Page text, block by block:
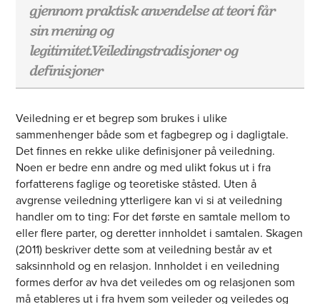
gjennom praktisk anvendelse at teori får
sin mening og
legitimitet.Veiledingstradisjoner og
definisjoner
Veiledning er et begrep som brukes i ulike
sammenhenger både som et fagbegrep og i dagligtale.
Det finnes en rekke ulike definisjoner på veiledning.
Noen er bedre enn andre og med ulikt fokus ut i fra
forfatterens faglige og teoretiske ståsted. Uten å
avgrense veiledning ytterligere kan vi si at veiledning
handler om to ting: For det første en samtale mellom to
eller flere parter, og deretter innholdet i samtalen. Skagen
(2011) beskriver dette som at veiledning består av et
saksinnhold og en relasjon. Innholdet i en veiledning
formes derfor av hva det veiledes om og relasjonen som
må etableres ut i fra hvem som veileder og veiledes og